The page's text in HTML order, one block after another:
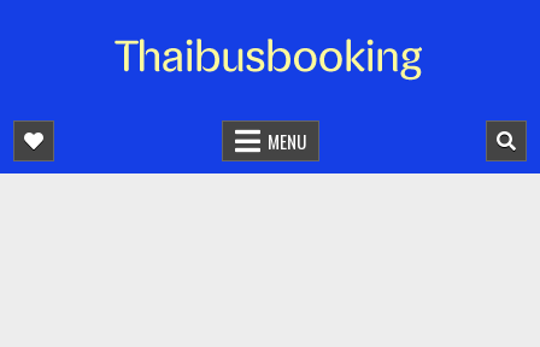
จองตั๋วรถออนไลน์ 24 ชั่วโมง
MENU